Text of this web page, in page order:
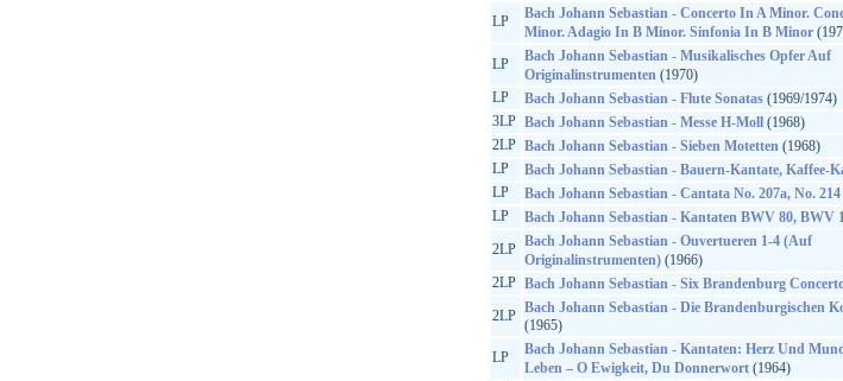
LP
Bach Johann Sebastian - Concerto In A Minor.
Minor. Adagio In B Minor. Sinfonia In B Minor
LP
Bach Johann Sebastian - Musikalisches Opfer Auf
Originalinstrumenten(1970)
LP
Bach Johann Sebastian - Flute Sonatas(1969/1974)
3LP Bach Johann Sebastian - Messe H-Moll(1968)
2LP Bach Johann Sebastian - Sieben Motetten(1968)
LP
Bach Johann Sebastian - Bauern-Kantate, Kaffee-
LP
Bach Johann Sebastian - Cantata No. 207a, No. 214
LP
Bach Johann Sebastian - Kantaten BWV 80, BWV
2LP Bach Johann Sebastian - Ouvertueren 1-4 (Auf
Originalinstrumenten)(1966)
2LP Bach Johann Sebastian - Six Brandenburg
2LP Bach Johann Sebastian - Die Brandenburgischen
(1965)
LP
Bach Johann Sebastian - Kantaten: Herz Und
Leben – O Ewigkeit, Du Donnerwort(1964)